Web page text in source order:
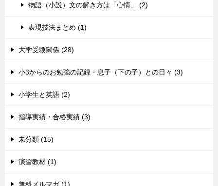
物語（小説）文の解き方は「心情」 (2)
表現技法まとめ (1)
大学受験関係 (28)
小3からのお勉強の記録・息子（下の子）との日々 (3)
小学生と英語 (2)
指導実績・合格実績 (3)
未分類 (15)
演習教材 (1)
無料メルマガ (1)